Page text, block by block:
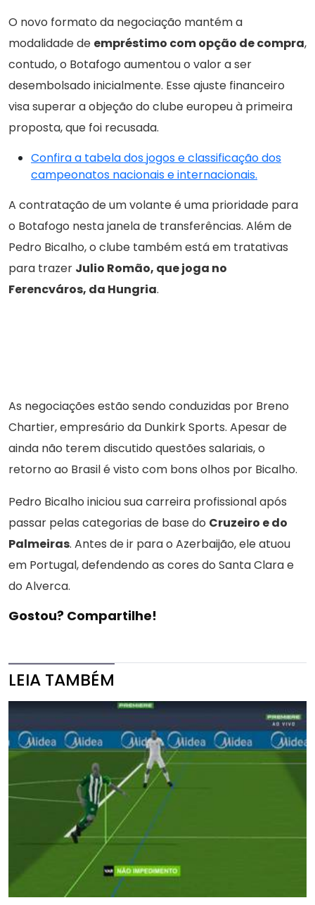
O novo formato da negociação mantém a
modalidade de empréstimo com opção de compra,
contudo, o Botafogo aumentou o valor a ser
desembolsado inicialmente. Esse ajuste financeiro
visa superar a objeção do clube europeu à primeira
proposta, que foi recusada.
Confira a tabela dos jogos e classificação dos
campeonatos nacionais e internacionais.
A contratação de um volante é uma prioridade para
o Botafogo nesta janela de transferências. Além de
Pedro Bicalho, o clube também está em tratativas
para trazer Julio Romão, que joga no
Ferencváros, da Hungria.
As negociações estão sendo conduzidas por Breno
Chartier, empresário da Dunkirk Sports. Apesar de
ainda não terem discutido questões salariais, o
retorno ao Brasil é visto com bons olhos por Bicalho.
Pedro Bicalho iniciou sua carreira profissional após
passar pelas categorias de base do Cruzeiro e do
Palmeiras. Antes de ir para o Azerbaijão, ele atuou
em Portugal, defendendo as cores do Santa Clara e
do Alverca.
Gostou? Compartilhe!
LEIA TAMBÉM